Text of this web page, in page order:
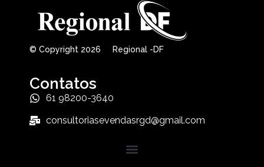
© Copyright 2026 Regional -DF
Contatos
61 98200-3640
consultoriasevendasrgd@gmail.com